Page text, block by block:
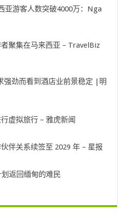
亚游客人数突破4000万：Nga
聚集在马来西亚 – TravelBiz
强劲而看到酒店业前景稳定 |明
虚拟旅行 – 雅虎新闻
伴关系续签至 2029 年 – 星报
返回缅甸的难民